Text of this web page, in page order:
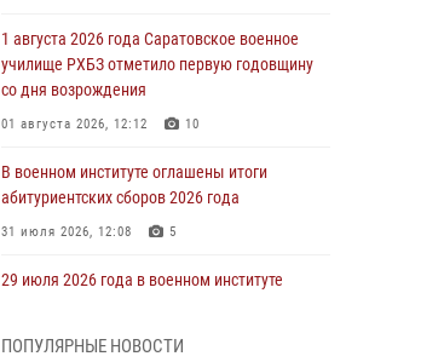
1 августа 2026 года Саратовское военное
училище РХБЗ отметило первую годовщину
со дня возрождения
01 августа 2026, 12:12 10
В военном институте оглашены итоги
абитуриентских сборов 2026 года
31 июля 2026, 12:08 5
29 июля 2026 года в военном институте
ПОПУЛЯРНЫЕ НОВОСТИ